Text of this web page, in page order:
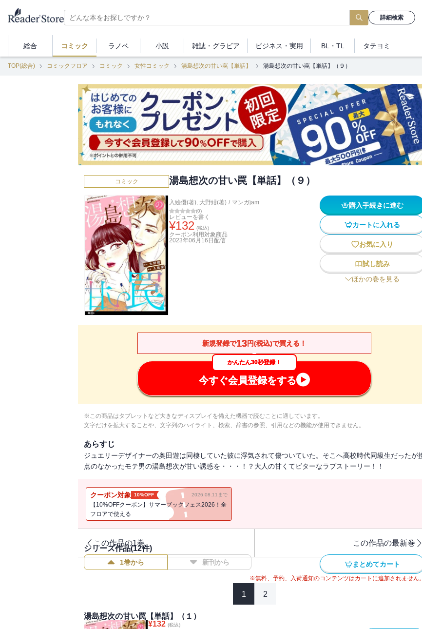
詳細検索
総合 コミック ラノベ 小説 雑誌・ グラビア ビジネス ・実用 BL・TL タテヨミ
TOP(総合) コミックフロア コミック 女性コミック 湯島想次の甘い罠【単話】 湯島想次の甘い罠【単話】（９）
コミック 湯島想次の甘い罠【単話】（９）
入絵優(著), 大野紺(著) / マンガjam
(0)
レビューを書く
¥132 (税込)
クーポン利用対象商品
2023年06月16日 配信
購入手続きに進む
カートに入れる
お気に入り
試し読み
ほかの巻を見る
新規登録で13円(税込)で買える！
かんたん30秒登録！
今すぐ会員登録をする
※この商品はタブレットなど大きなディスプレイを備えた機器で読むことに適しています。
文字だけを拡大することや、文字列のハイライト、検索、辞書の参照、引用などの機能が使用できません。
あらすじ
ジュエリーデザイナーの奥田遊は同棲していた彼に浮気されて傷ついていた。そこへ高校時代同級生だったが
点のなかったモテ男の湯島想次が甘い誘惑を・・・！？大人の甘くてビターなラブストーリー！！
クーポン対象 10%OFF 2026.08.11まで
【10%OFFクーポン】サマーブックフェス2026！全
フロアで使える
この作品の1巻 この作品の最新巻
シリーズ作品(12件)
1巻から 新刊から まとめてカート
※無料、予約、入荷通知のコンテンツはカートに追加されません。
1 2
湯島想次の甘い罠【単話】（１）
¥132 (税込)